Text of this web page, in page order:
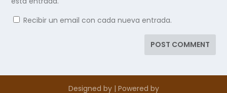
Recibir un email con cada nueva entrada.
Designed by | Powered by